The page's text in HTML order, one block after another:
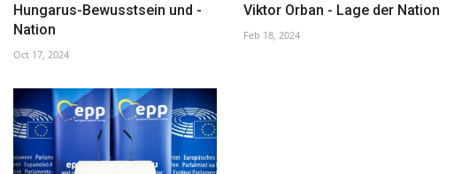
Hungarus-Bewusstsein und -
Nation
Oct 17, 2024
Viktor Orban - Lage der Nation
Feb 18, 2024
Lasst uns erinnern †